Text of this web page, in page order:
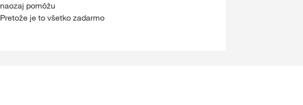
naozaj pomôžu
Pretože je to všetko zadarmo